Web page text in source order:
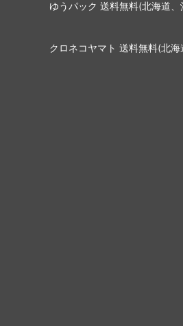
ゆうパック 送料無料(北海道、
クロネコヤマト 送料無料(北海